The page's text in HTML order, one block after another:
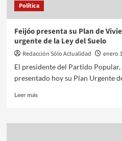
Política
Feijóo presenta su Plan de
urgente de la Ley del Suelo
Redacción Sólo Actualidad enero
El presidente del Partido
presentado hoy su Plan Urgente
Leer más